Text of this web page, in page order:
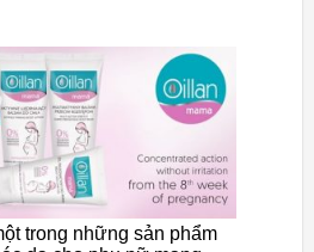
trong những sản phẩm